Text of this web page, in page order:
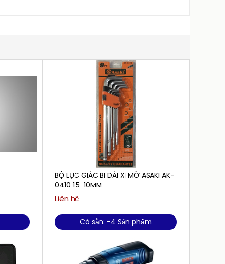
BỘ LỤC GIÁC BI DÀI XI MỜ ASAKI AK-
0410 1.5-10MM
Liên hệ
Có sẵn: -4 Sản phẩm